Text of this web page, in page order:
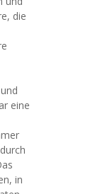
die
eine
in